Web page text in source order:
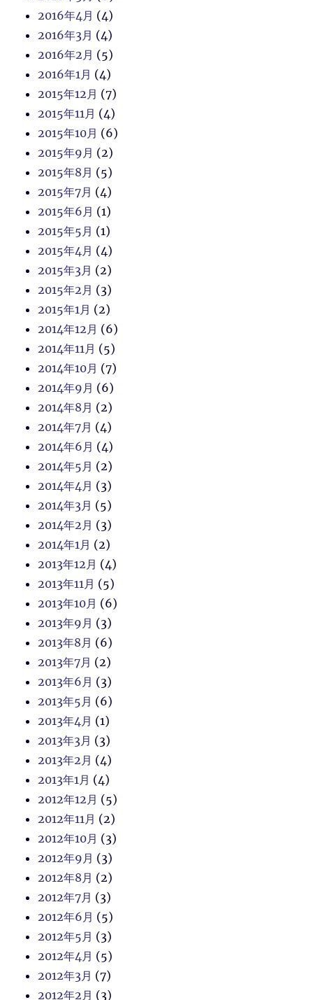
2016年4月 (4)
2016年3月 (4)
2016年2月 (5)
2016年1月 (4)
2015年12月 (7)
2015年11月 (4)
2015年10月 (6)
2015年9月 (2)
2015年8月 (5)
2015年7月 (4)
2015年6月 (1)
2015年5月 (1)
2015年4月 (4)
2015年3月 (2)
2015年2月 (3)
2015年1月 (2)
2014年12月 (6)
2014年11月 (5)
2014年10月 (7)
2014年9月 (6)
2014年8月 (2)
2014年7月 (4)
2014年6月 (4)
2014年5月 (2)
2014年4月 (3)
2014年3月 (5)
2014年2月 (3)
2014年1月 (2)
2013年12月 (4)
2013年11月 (5)
2013年10月 (6)
2013年9月 (3)
2013年8月 (6)
2013年7月 (2)
2013年6月 (3)
2013年5月 (6)
2013年4月 (1)
2013年3月 (3)
2013年2月 (4)
2013年1月 (4)
2012年12月 (5)
2012年11月 (2)
2012年10月 (3)
2012年9月 (3)
2012年8月 (2)
2012年7月 (3)
2012年6月 (5)
2012年5月 (3)
2012年4月 (5)
2012年3月 (7)
2012年2月 (3)